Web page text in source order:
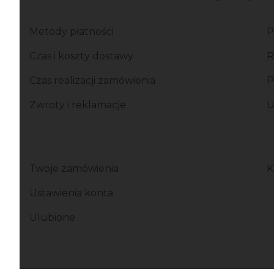
Linki w stopce
Metody płatności
Czas i koszty dostawy
Czas realizacji zamówienia
Zwroty i reklamacje
Twoje zamówienia
Ustawienia konta
Ulubione